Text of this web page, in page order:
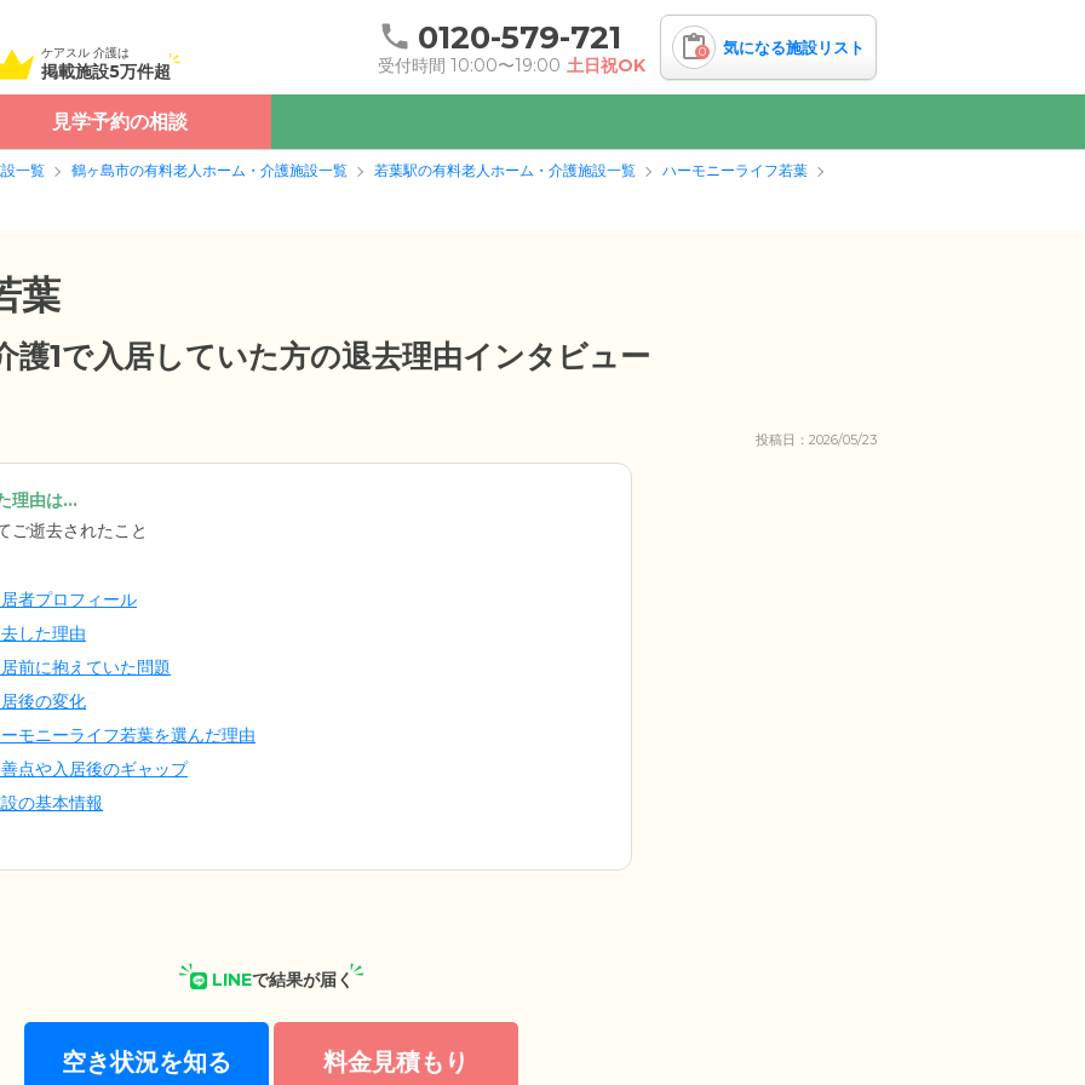
ケアスル 介護は
掲載施設5万件超
0120-579-721
受付時間 10:00〜19:00 土日祝OK
0 気になる施設リスト
見学予約の相談
一覧 鶴ヶ島市の有料老人ホーム・介護施設一覧 若葉駅の有料老人ホーム・介護施設一覧 ハーモニーライフ若葉
葉
1で入居していた方の退去理由インタビュー
投稿日：2026/05/23
理由は...
ご逝去されたこと
者プロフィール
した理由
前に抱えていた問題
後の変化
モニーライフ若葉を選んだ理由
点や入居後のギャップ
の基本情報
LINEで結果が届く
空き状況を知る 料金見積もり